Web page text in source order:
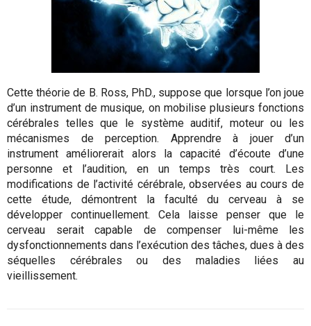
Cette théorie de B. Ross, PhD., suppose que lorsque l’on joue
d’un instrument de musique, on mobilise plusieurs fonctions
cérébrales telles que le système auditif, moteur ou les
mécanismes de perception. Apprendre à jouer d’un
instrument améliorerait alors la capacité d’écoute d’une
personne et l’audition, en un temps très court. Les
modifications de l’activité cérébrale, observées au cours de
cette étude, démontrent la faculté du cerveau à se
développer continuellement. Cela laisse penser que le
cerveau serait capable de compenser lui-même les
dysfonctionnements dans l’exécution des tâches, dues à des
séquelles cérébrales ou des maladies liées au
vieillissement.